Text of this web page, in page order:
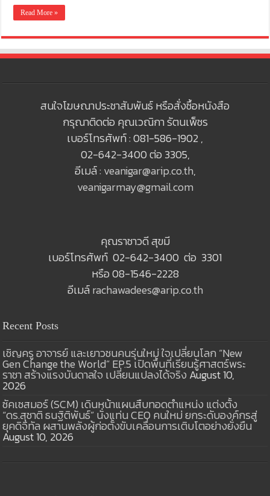
Read More »
สนใจโฆษณาประชาสัมพันธ์ หรือสั่งซื้อหนังสือ
กรุณาติดต่อ คุณเวณิกา รัตนเพ็ชร
เบอร์โทรศัพท์ : 081-586-1902 ,
02-642-3400 ต่อ 3305,
อีเมล์ : veanigar@arip.co.th,
veanigarmay@gmail.com
คุณราชาวดี สุขมี
เบอร์โทรศัพท์ 02-642-3400 ต่อ 3301
หรือ 08-1546-2228
อีเมล์rachawadees@arip.co.th
Recent Posts
เชิญครู อาจารย์ และเยาวชนคนรุ่นใหม่ ใจเปลี่ยนโลก “New
Gen Change the World” EP.5 เปิดพื้นที่เรียนรู้ศาสตร์พระ
ราชา สร้างแรงบันดาลใจ เปลี่ยนแปลงได้จริง August 10,
2026
ซัคเซสมอร์ (SCM) เดินหน้าแผนสืบทอดตำแหน่ง แต่งตั้ง
“ดร.สุชาติ ธนฐิติพันธ์” นั่งแท่น CEO คนใหม่ ยกระดับองค์กรสู่
ยุคดิจิทัล ผสานพลังผู้ก่อตั้งขับเคลื่อนการเติบโตอย่างยั่งยืน
August 10, 2026